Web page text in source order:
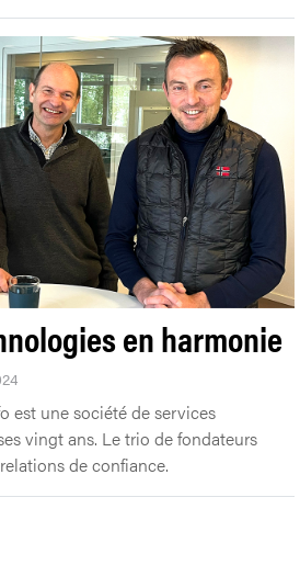
en harmonie
est une société de services
vingt ans. Le trio de fondateurs
de confiance.